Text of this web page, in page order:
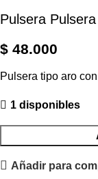
Pulsera
$ 48.000
Pulsera tipo aro
1 disponibles
Añadir para